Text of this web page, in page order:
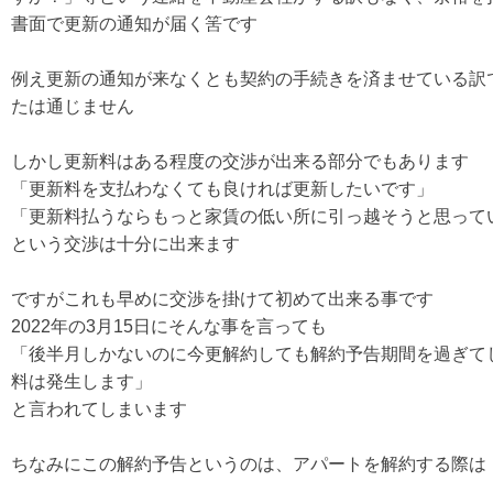
書面で更新の通知が届く筈です
例え更新の通知が来なくとも契約の手続きを済ませている
たは通じません
しかし更新料はある程度の交渉が出来る部分でもあります
「更新料を支払わなくても良ければ更新したいです」
「更新料払うならもっと家賃の低い所に引っ越そうと思って
という交渉は十分に出来ます
ですがこれも早めに交渉を掛けて初めて出来る事です
2022年の3月15日にそんな事を言っても
「後半月しかないのに今更解約しても解約予告期間を過ぎ
料は発生します」
と言われてしまいます
ちなみにこの解約予告というのは、アパートを解約する際